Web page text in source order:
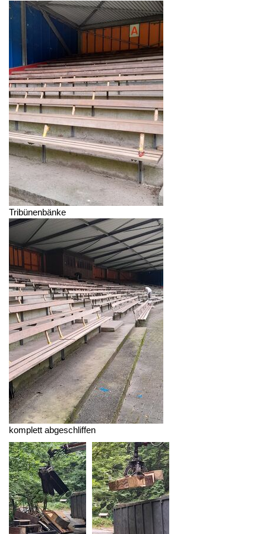
Tribünenbänke
komplett abgeschliffen